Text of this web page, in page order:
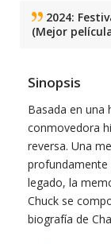
2024:
(Mejor
Sinopsis
Basada en una
conmovedora
reversa. Una
legado, la
Chuck se
biografía de